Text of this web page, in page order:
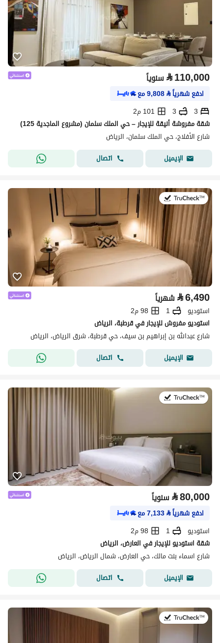
⃁110,000 سنوياً
ادفع شهرياً⃁
9,808مع
3
3
101 م2
شقة مفروشة أنيقة للإيجار – حي الملك سلمان (مشروع الماجدية 125)
شارع الأفلاج، حي الملك سلمان، الرياض
الإيميل
اتصال
في:26 يوليو 2026
⃁6,490 شهرياً
استوديو 1
98 م2
استوديو مفروش للإيجار في قرطبة، الرياض
شارع عبدالله بن إبراهيم بن سيف، حي قرطبة، شرق الرياض، الرياض
الإيميل
اتصال
⃁80,000 سنوياً
ادفع شهرياً⃁
7,133مع
استوديو
1
98 م2
شقة استوديو للإيجار في العارض، الرياض
شارع اسماء بنت مالك، حي العارض، شمال الرياض، الرياض
الإيميل
اتصال
في:25 يوليو 2026